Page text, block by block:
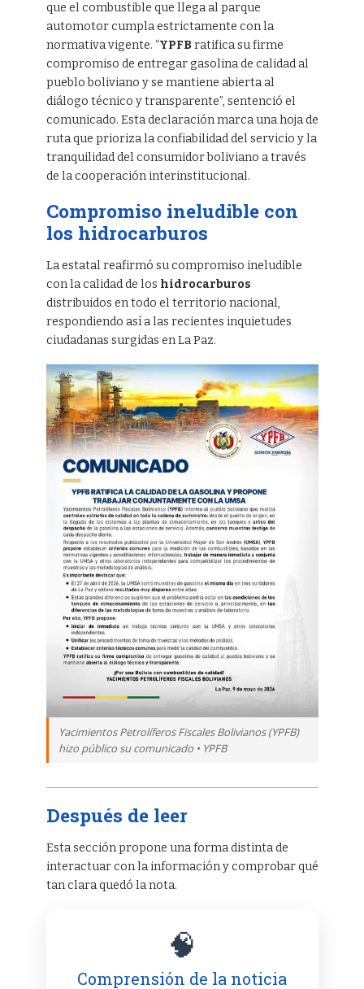
que el combustible que llega al parque
automotor cumpla estrictamente con la
normativa vigente. “YPFB ratifica su firme
compromiso de entregar gasolina de calidad al
pueblo boliviano y se mantiene abierta al
diálogo técnico y transparente”, sentenció el
comunicado. Esta declaración marca una hoja de
ruta que prioriza la confiabilidad del servicio y la
tranquilidad del consumidor boliviano a través
de la cooperación interinstitucional.
Compromiso ineludible con
los hidrocarburos
La estatal reafirmó su compromiso ineludible
con la calidad de los hidrocarburos
distribuidos en todo el territorio nacional,
respondiendo así a las recientes inquietudes
ciudadanas surgidas en La Paz.
Yacimientos Petrolíferos Fiscales Bolivianos (YPFB)
hizo público su comunicado • YPFB
Después de leer
Esta sección propone una forma distinta de
interactuar con la información y comprobar qué
tan clara quedó la nota.
🧠
Comprensión de la noticia